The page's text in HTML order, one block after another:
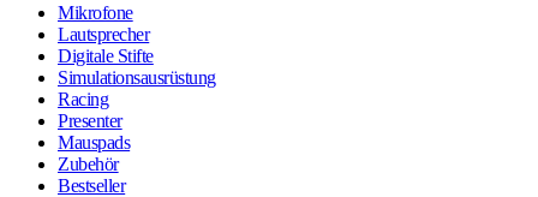
Mikrofone
Lautsprecher
Digitale Stifte
Simulationsausrüstung
Racing
Presenter
Mauspads
Zubehör
Bestseller